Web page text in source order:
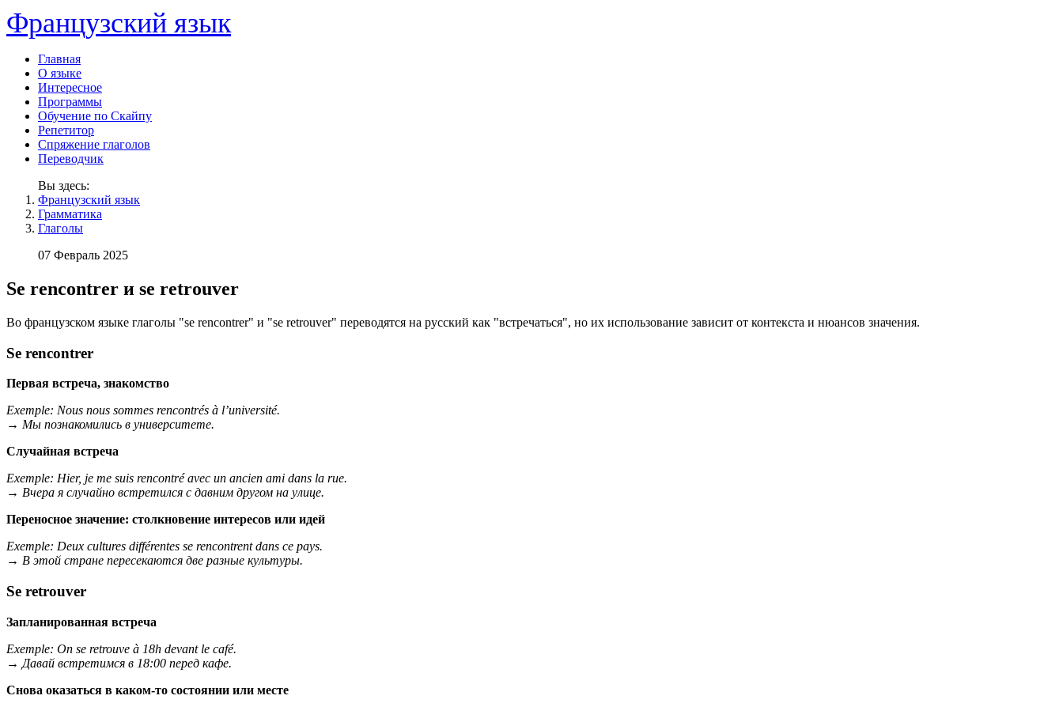
Французский язык
Главная
О языке
Интересное
Программы
Обучение по Скайпу
Репетитор
Спряжение глаголов
Переводчик
Вы здесь:
Французский язык
Грамматика
Глаголы
07 Февраль 2025
Se rencontrer и se retrouver
Во французском языке глаголы "se rencontrer" и "se retrouver" переводятся на русский как "встречаться", но их использование зависит от контекста и нюансов значения.
Se rencontrer
Первая встреча, знакомство
Exemple: Nous nous sommes rencontrés à l’université.
→ Мы познакомились в университете.
Случайная встреча
Exemple: Hier, je me suis rencontré avec un ancien ami dans la rue.
→ Вчера я случайно встретился с давним другом на улице.
Переносное значение: столкновение интересов или идей
Exemple: Deux cultures différentes se rencontrent dans ce pays.
→ В этой стране пересекаются две разные культуры.
Se retrouver
Запланированная встреча
Exemple: On se retrouve à 18h devant le café.
→ Давай встретимся в 18:00 перед кафе.
Снова оказаться в каком-то состоянии или месте